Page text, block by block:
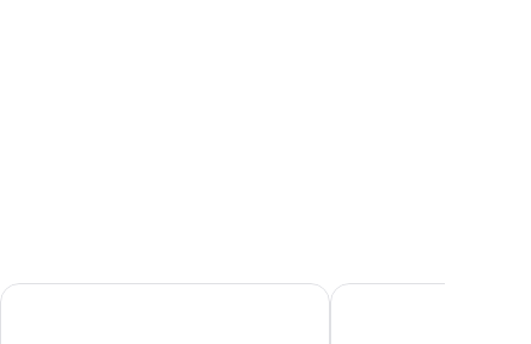
Banff Rocky Mountain Resort Charltons Banff